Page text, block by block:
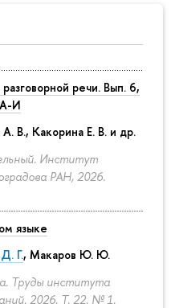
речи. Вып. 6,
А-И
В., Какорина Е. В. и др.
Институт
РАН, 2026.
языке
Г., Макаров Ю. Ю.
Труды института
2026. Т. 22. № 1.